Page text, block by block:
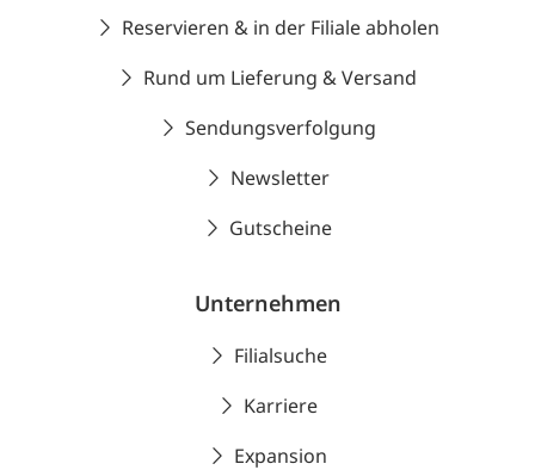
Reservieren & in der Filiale abholen
Rund um Lieferung & Versand
Sendungsverfolgung
Newsletter
Gutscheine
Unternehmen
Filialsuche
Karriere
Expansion